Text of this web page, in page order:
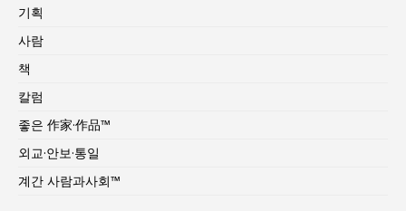
기획
사람
책
칼럼
좋은 作家·作品™
외교·안보·통일
계간 사람과사회™